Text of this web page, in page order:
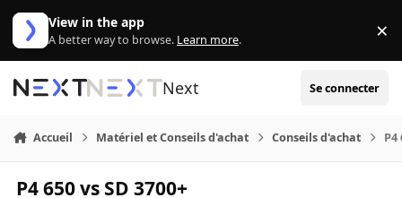
Aller au contenu
View in the app
A better way to browse. Learn more. ×
Next Se connecter
Accueil Matériel et Conseils d'achat Conseils d'achat P4
P4 650 vs SD 3700+